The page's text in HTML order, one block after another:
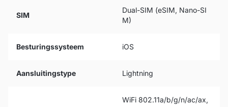
SIM
Dual-SIM (eSIM, Nano-SI
M)
Besturingssysteem iOS
Aansluitingstype Lightning
WiFi 802.11a/b/g/n/ac/ax,